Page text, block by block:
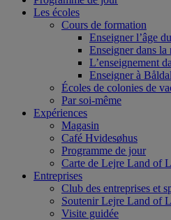
Les écoles
Cours de formation
Enseigner l’âge
Enseigner dans
L’enseignement
Enseigner à
Écoles de colonies de
Par soi-même
Expériences
Magasin
Café Hvidesøhus
Programme de jour
Carte de Lejre Land of
Entreprises
Club des entreprises et
Soutenir Lejre Land of
Visite guidée